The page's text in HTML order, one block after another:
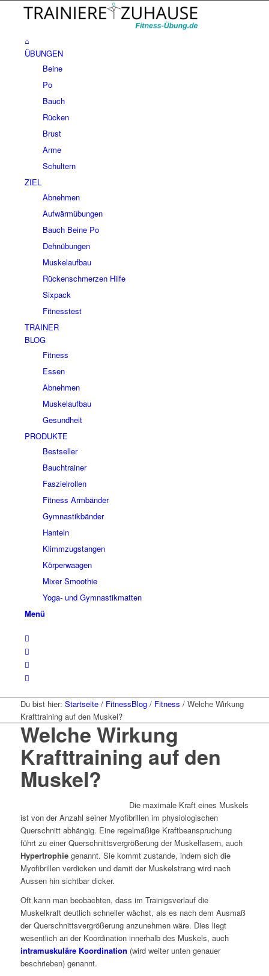
⌂
ÜBUNGEN
Beine
Po
Bauch
Rücken
Brust
Arme
Schultern
ZIEL
Abnehmen
Aufwärmübungen
Bauch Beine Po
Dehnübungen
Muskelaufbau
Rückenschmerzen Hilfe
Sixpack
Fitnesstest
TRAINER
BLOG
Fitness
Essen
Abnehmen
Muskelaufbau
Gesundheit
PRODUKTE
Bestseller
Bauchtrainer
Faszielrollen
Fitness Armbänder
Gymnastikbänder
Hanteln
Klimmzugstangen
Körperwaagen
Mixer Smoothie
Yoga- und Gymnastikmatten
Menü
Du bist hier: Startseite / FitnessBlog / Fitness / Welche Wirkung
Krafttraining auf den Muskel?
Welche Wirkung
Krafttraining auf den
Muskel?
Die maximale Kraft eines Muskels
ist von der Anzahl seiner Myofibrillen im physiologischen
Querschnitt abhängig. Eine regelmäßige Kraftbeanspruchung
führt zu einer Querschnittsvergrößerung der Muskelfasern, auch
Hypertrophiegenannt. Sie kommt zustande, indem sich die
Myofibrillen verdicken und damit der Muskelstrang wird nach
Aussen hin sichtbar dicker.
Oft kann man beobachten, dass im Trainigsverlauf die
Muskelkraft deutlich schneller wächst, als es nach dem Ausmaß
der Querschnittsvergrößerung anzunehmen wäre. Dies liegt
wesentlich an der Koordination innerhalb des Muskels, auch
intramuskuläre Koordination (wird weiter unten genauer
beschrieben) genannt.